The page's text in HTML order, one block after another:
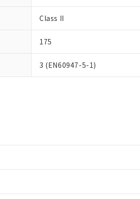
Class II
175
3 (EN60947-5-1)